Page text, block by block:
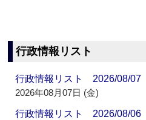
行政情報リスト
行政情報リスト 2026/08/07
2026年08月07日 (金)
行政情報リスト 2026/08/06